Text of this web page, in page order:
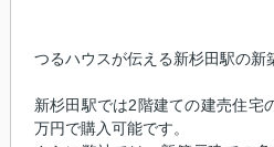
つるハウスが伝える新杉田駅の新
新杉田駅では2階建ての建売住宅
万円で購入可能です。